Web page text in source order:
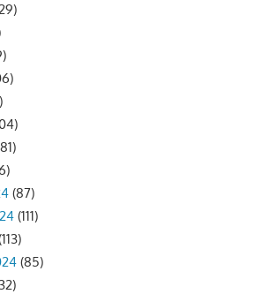
(87)
(111)
(85)